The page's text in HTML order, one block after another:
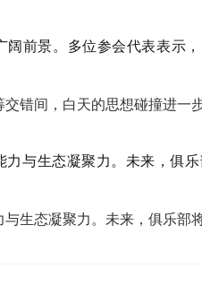
阔前景。多位参会代表表示
错间，白天的思想碰撞进一
与生态凝聚力。未来，俱
生态凝聚力。未来，俱乐部